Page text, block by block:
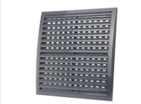
Nejprodávanější
Abecedně